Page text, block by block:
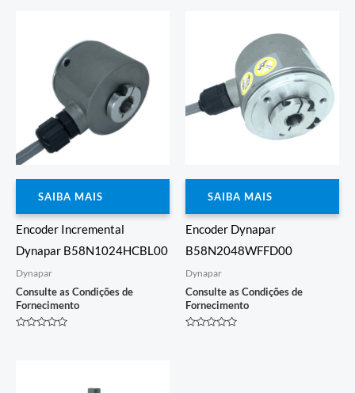
SAIBA MAIS
Encoder Incremental
Dynapar B58N1024HCBL00
Dynapar
Consulte as Condições de
Fornecimento
SAIBA MAIS
Encoder Dynapar
B58N2048WFFD00
Dynapar
Consulte as Condições de
Fornecimento